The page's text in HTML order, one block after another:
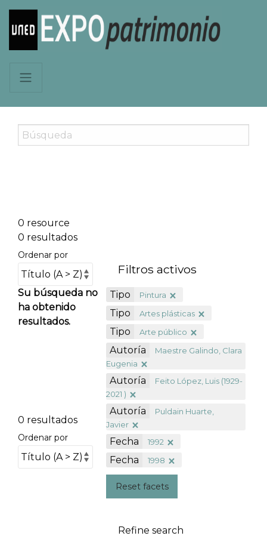
0 resource
0 resultados
Ordenar por
Su búsqueda no
ha obtenido
resultados.
0 resultados
Ordenar por
Filtros activos
Tipo Pintura
Tipo Artes plásticas
Tipo Arte público
Autoría
Maestre Galindo, Clara
Eugenia
Autoría
Feito López, Luis (1929-
2021 )
Autoría
Puldain Huarte,
Javier
Fecha 1992
Fecha 1998
Reset facets
Refine search